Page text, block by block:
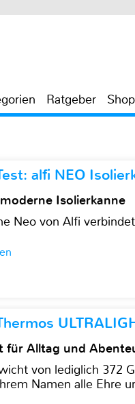
Ratgeber Shop
alfi NEO
Isolierkanne
Neo von Alfi
für Alltag und
von lediglich 372
Namen alle Ehre